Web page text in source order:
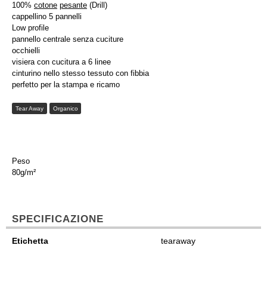
100% cotone pesante (Drill)
cappellino 5 pannelli
Low profile
pannello centrale senza cuciture
occhielli
visiera con cucitura a 6 linee
cinturino nello stesso tessuto con fibbia
perfetto per la stampa e ricamo
Tear Away Organico
Peso
80g/m²
SPECIFICAZIONE
Etichetta tearaway